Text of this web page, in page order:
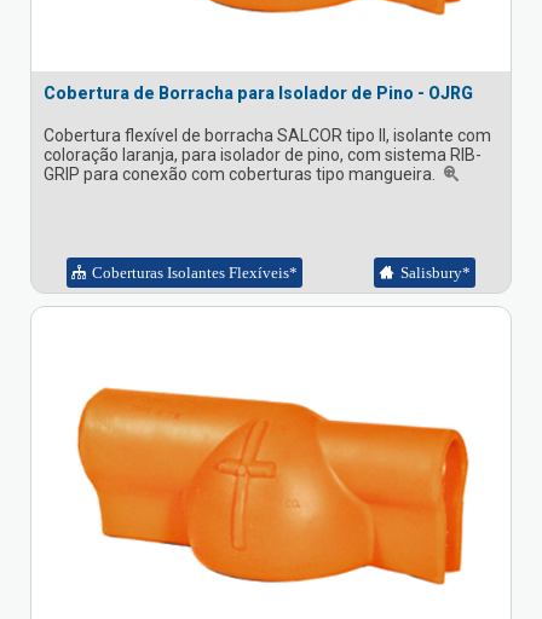
Cobertura de Borracha para Isolador de Pino - OJRG
Cobertura flexível de borracha SALCOR tipo II, isolante com
coloração laranja, para isolador de pino, com sistema RIB-
GRIP para conexão com coberturas tipo mangueira.
Coberturas Isolantes Flexíveis* Salisbury*